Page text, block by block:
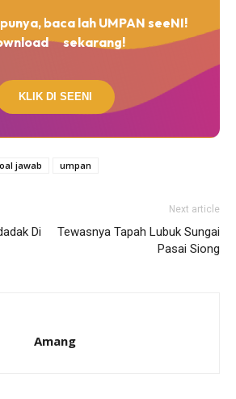
baca lah UMPAN seeNI!
sekarang!
KLIK DI SEENI
jawab umpan
Di
Next article
Tewasnya Tapah Lubuk Sungai
Pasai Siong
Amang